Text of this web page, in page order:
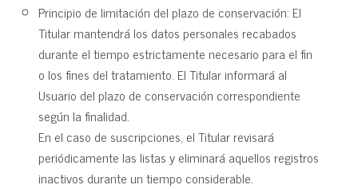
Principio de limitación del plazo de conservación: El
Titular mantendrá los datos personales recabados
durante el tiempo estrictamente necesario para el fin
o los fines del tratamiento. El Titular informará al
Usuario del plazo de conservación correspondiente
según la finalidad.
En el caso de suscripciones, el Titular revisará
periódicamente las listas y eliminará aquellos registros
inactivos durante un tiempo considerable.